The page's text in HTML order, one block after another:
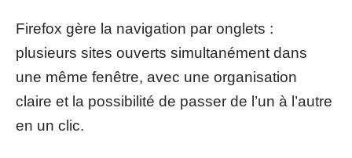
Firefox gère la navigation par onglets :
plusieurs sites ouverts simultanément dans
une même fenêtre, avec une organisation
claire et la possibilité de passer de l’un à l’autre
en un clic.